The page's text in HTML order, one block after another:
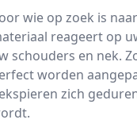
wie op zoek is
reageert op
schouders en nek.
worden
zich